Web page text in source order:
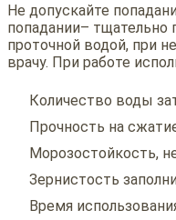
Не допускайте
попадании–
проточной водой, при
врачу. При работе
Количество воды
Прочность на
Морозостойкость,
Зернистость
Время